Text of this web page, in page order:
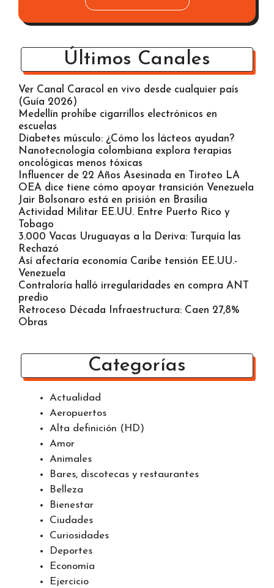
Últimos Canales
Ver Canal Caracol en vivo desde cualquier país
(Guía 2026)
Medellín prohíbe cigarrillos electrónicos en
escuelas
Diabetes músculo: ¿Cómo los lácteos ayudan?
Nanotecnología colombiana explora terapias
oncológicas menos tóxicas
Influencer de 22 Años Asesinada en Tiroteo LA
OEA dice tiene cómo apoyar transición Venezuela
Jair Bolsonaro está en prisión en Brasilia
Actividad Militar EE.UU. Entre Puerto Rico y
Tobago
3.000 Vacas Uruguayas a la Deriva: Turquía las
Rechazó
Así afectaría economía Caribe tensión EE.UU.-
Venezuela
Contraloría halló irregularidades en compra ANT
predio
Retroceso Década Infraestructura: Caen 27,8%
Obras
Categorías
Actualidad
Aeropuertos
Alta definición (HD)
Amor
Animales
Bares, discotecas y restaurantes
Belleza
Bienestar
Ciudades
Curiosidades
Deportes
Economía
Ejercicio